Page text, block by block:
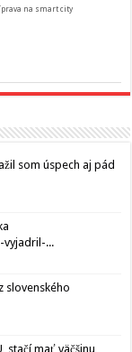
na smart city
som úspech aj pád
vyjadril-...
slovenského
stačí mať väčšinu